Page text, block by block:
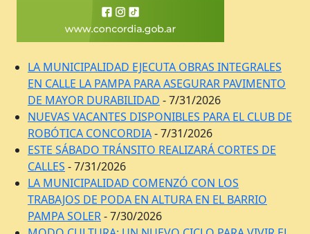
LA MUNICIPALIDAD EJECUTA OBRAS INTEGRALES
EN CALLE LA PAMPA PARA ASEGURAR PAVIMENTO
DE MAYOR DURABILIDAD - 7/31/2026
NUEVAS VACANTES DISPONIBLES PARA EL CLUB DE
ROBÓTICA CONCORDIA- 7/31/2026
ESTE SÁBADO TRÁNSITO REALIZARÁ CORTES DE
CALLES - 7/31/2026
LA MUNICIPALIDAD COMENZÓ CON LOS
TRABAJOS DE PODA EN ALTURA EN EL BARRIO
PAMPA SOLER- 7/30/2026